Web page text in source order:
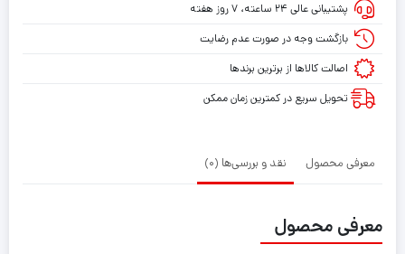
(GO)
طرح
CREED
پشتیبانی عالی ۲۴ ساعته، ۷ روز هفته
بازگشت وجه در صورت عدم رضایت
اصالت کالاها از برترین برندها
تحویل سریع در کمترین زمان ممکن
معرفی محصول نقد و بررسی‌ها (0)
معرفی محصول